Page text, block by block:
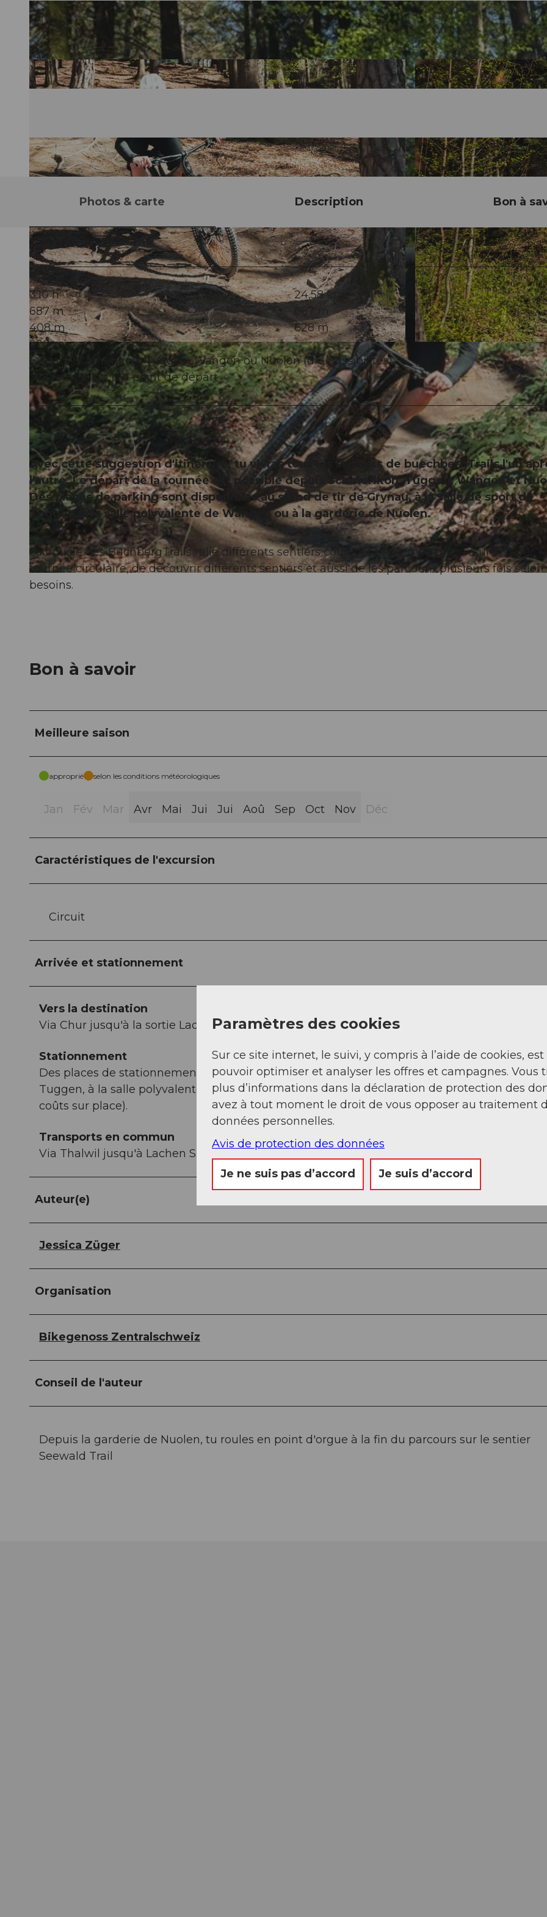
© Jessica Züger, Bikegenoss Zentralschweiz © Jessica Züger, Bikegenoss Zentralschweiz
Photos & carte Description Bon à
3:10 h
24,58 km
687 m
687 m
408 m
628 m
220 m
Départ: Schmerikon, Tuggen, Wangen ou Nuolen (div. possibilités)
Objectif: Selon ton point de départ
Avec cette suggestion d'itinéraire, tu vivras tous les sentiers de buechbergTrails l'un
l'autre. Le départ de la tournée est possible depuis Schmerikon, Tuggen, Wangen et
Des places de parking sont disponibles au stand de tir de Grynau, à la salle de sport de
Tuggen, à la salle polyvalente de Wangen ou à la garderie de Nuolen.
La boucle des BuchbergTrails relie différents sentiers courts et te permet, grâce à une super
tournée circulaire, de découvrir différents sentiers et aussi de les parcourir plusieurs fois selon
besoins.
Bon à savoir
Meilleure saison
approprié selon les conditions météorologiques
Jan Fév Mar Avr Mai Jui Jui Aoû Sep Oct Nov Déc
Caractéristiques de l'excursion
Circuit
Arrivée et stationnement
Vers la destination
Via Chur jusqu'à la sortie Lachen SZ puis jusqu'à Nuolen ou au point de départ souhaité
Stationnement
Des places de stationnement sont disponibles au stand de tir à Grynau, à la salle de sport
Tuggen, à la salle polyvalente de Wangen ou à la garderie de Nuolen (veuillez vous
coûts sur place).
Transports en commun
Via Thalwil jusqu'à Lachen SZ
Auteur(e)
Jessica Züger
Organisation
Bikegenoss Zentralschweiz
Conseil de l'auteur
Depuis la garderie de Nuolen, tu roules en point d'orgue à la fin du parcours sur le sentier
Seewald Trail
Paramètres des cookies
Sur ce site internet, le suivi, y compris à l’aide de cookies,
pouvoir optimiser et analyser les offres et campagnes. Vous
plus d’informations dans la déclaration de protection des
avez à tout moment le droit de vous opposer au traitement
données personnelles.
Avis de protection des données
Je ne suis pas d’accord Je suis d’accord